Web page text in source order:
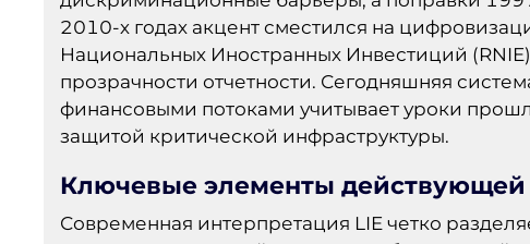
2010-х годах акцент сместился на
Национальных Иностранных Инвестиций
прозрачности отчетности. Сегодняшняя
финансовыми потоками учитывает уроки
защитой критической инфраструктуры.
Ключевые элементы действующей
Современная интерпретация LIE четко